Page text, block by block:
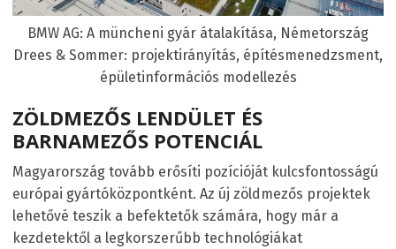
BMW AG: A müncheni gyár átalakítása, Németország
Drees & Sommer: projektirányítás, építésmenedzsment,
épületinformációs modellezés
ZÖLDMEZŐS LENDÜLET ÉS
BARNAMEZŐS POTENCIÁL
Magyarország tovább erősíti pozícióját kulcsfontosságú
európai gyártóközpontként. Az új zöldmezős projektek
lehetővé teszik a befektetők számára, hogy már a
kezdetektől a legkorszerűbb technológiákat